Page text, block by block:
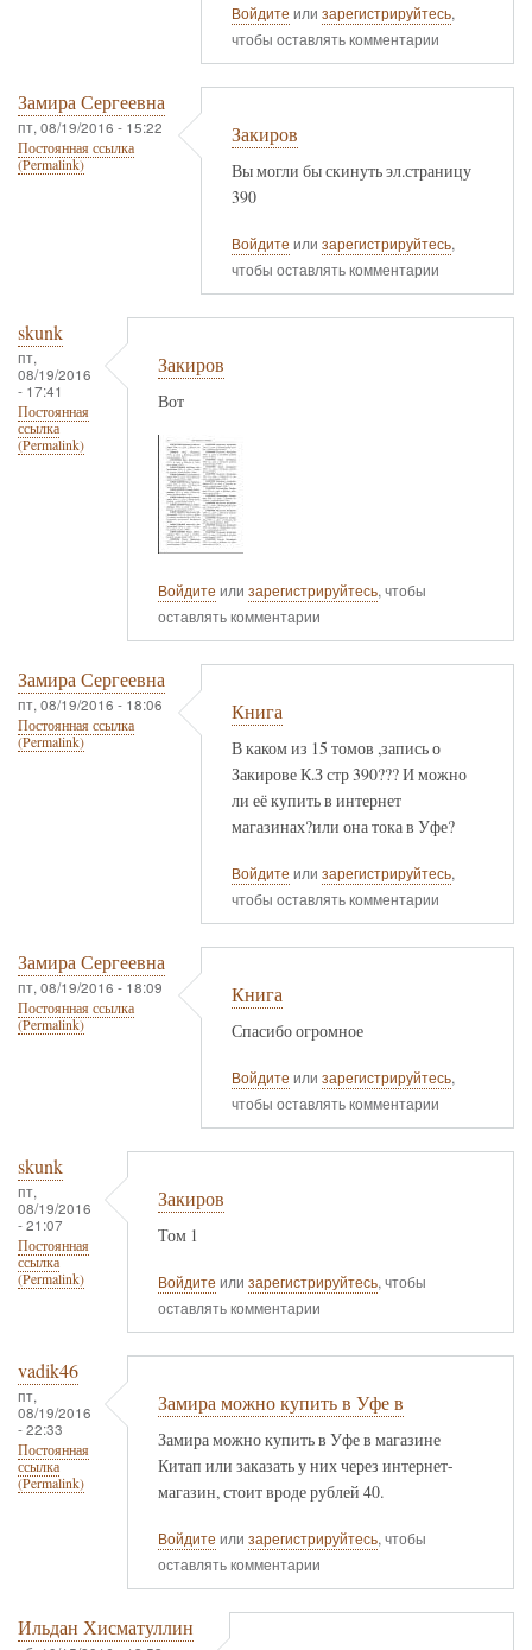
Войдите или зарегистрируйтесь,
чтобы оставлять комментарии
Замира Сергеевна
пт, 08/19/2016 - 15:22
Постоянная ссылка
(Permalink)
Закиров
Вы могли бы скинуть эл.страницу
390
Войдите или зарегистрируйтесь,
чтобы оставлять комментарии
skunk
пт,
08/19/2016
- 17:41
Постоянная
ссылка
(Permalink)
Закиров
Вот
Войдите или зарегистрируйтесь, чтобы
оставлять комментарии
Замира Сергеевна
пт, 08/19/2016 - 18:06
Постоянная ссылка
(Permalink)
Книга
В каком из 15 томов ,запись о
Закирове К.З стр 390??? И можно
ли её купить в интернет
магазинах?или она тока в Уфе?
Войдите или зарегистрируйтесь,
чтобы оставлять комментарии
Замира Сергеевна
пт, 08/19/2016 - 18:09
Постоянная ссылка
(Permalink)
Книга
Спасибо огромное
Войдите или зарегистрируйтесь,
чтобы оставлять комментарии
skunk
пт,
08/19/2016
- 21:07
Постоянная
ссылка
(Permalink)
Закиров
Том 1
Войдите или зарегистрируйтесь, чтобы
оставлять комментарии
vadik46
пт,
08/19/2016
- 22:33
Постоянная
ссылка
(Permalink)
Замира можно купить в Уфе в
Замира можно купить в Уфе в магазине
Китап или заказать у них через интернет-
магазин, стоит вроде рублей 40.
Войдите или зарегистрируйтесь, чтобы
оставлять комментарии
Ильдан Хисматуллин